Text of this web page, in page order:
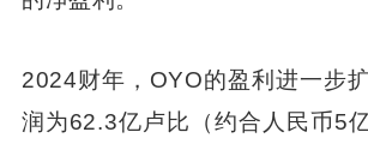
2024财年，OYO的盈利进一步
润为62.3亿卢比（约合人民币5